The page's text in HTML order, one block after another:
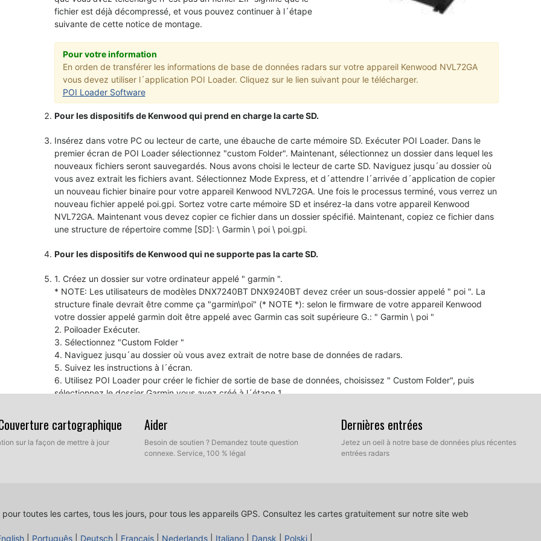
fichier est déjà décompressé, et vous pouvez continuer à l´étape
suivante de cette notice de montage.
Pour votre information
En orden de transférer les informations de base de données radars sur votre appareil Kenwood NVL72GA
vous devez utiliser l´application POI Loader. Cliquez sur le lien suivant pour le télécharger.
POI Loader Software
Pour les dispositifs de Kenwood qui prend en charge la carte SD.
Insérez dans votre PC ou lecteur de carte, une ébauche de carte mémoire SD. Exécuter POI Loader. Dans le
premier écran de POI Loader sélectionnez "custom Folder". Maintenant, sélectionnez un dossier dans lequel les
nouveaux fichiers seront sauvegardés. Nous avons choisi le lecteur de carte SD. Naviguez jusqu´au dossier où
vous avez extrait les fichiers avant. Sélectionnez Mode Express, et d´attendre l´arrivée d´application de copier
un nouveau fichier binaire pour votre appareil Kenwood NVL72GA. Une fois le processus terminé, vous verrez un
nouveau fichier appelé poi.gpi. Sortez votre carte mémoire SD et insérez-la dans votre appareil Kenwood
NVL72GA. Maintenant vous devez copier ce fichier dans un dossier spécifié. Maintenant, copiez ce fichier dans
une structure de répertoire comme [SD]: \ Garmin \ poi \ poi.gpi.
Pour les dispositifs de Kenwood qui ne supporte pas la carte SD.
1. Créez un dossier sur votre ordinateur appelé " garmin ".
* NOTE: Les utilisateurs de modèles DNX7240BT DNX9240BT devez créer un sous-dossier appelé " poi ". La
structure finale devrait être comme ça "garmin\poi" (* NOTE *): selon le firmware de votre appareil Kenwood
votre dossier appelé garmin doit être appelé avec Garmin cas soit supérieure G.: " Garmin \ poi "
2. Poiloader Exécuter.
3. Sélectionnez "Custom Folder "
4. Naviguez jusqu´au dossier où vous avez extrait de notre base de données de radars.
5. Suivez les instructions à l´écran.
6. Utilisez POI Loader pour créer le fichier de sortie de base de données, choisissez " Custom Folder", puis
sélectionnez le dossier Garmin vous avez créé à l´étape 1
8. Gravez le dossier contenant les fichiers dans un nouveau CD-R. Gravez le CD en tant que "CD de données et
assurez-vous de mettre au point un CD.
9. Insérez le CD dans l´unité de Kenwood et il sera mis à jour automatiquement.
mis à jour.
GPS Software Update
cartographique
sur la façon de mettre à jour
Aider
Besoin de soutien ? Demandez toute question
connexe. Service, 100 % légal
Dernières entrées
Jetez un oeil à notre base de données plus récentes
entrées radars
toutes les cartes, tous les jours, pour tous les appareils GPS. Consultez les cartes gratuitement sur notre site web
Português Deutsch Français Nederlands Italiano Dansk Polski